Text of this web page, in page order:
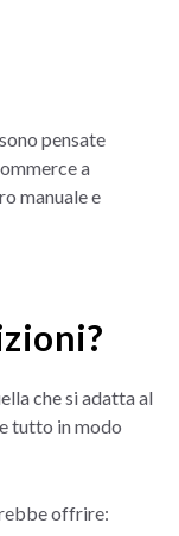
sono pensate
a
manuale e
che si adatta al
tutto in modo
offrire: